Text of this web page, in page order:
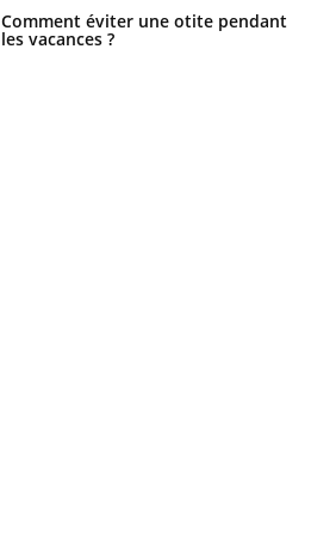
Comment éviter une otite pendant
les vacances ?